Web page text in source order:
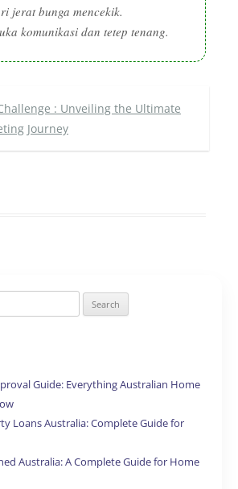
jerat bunga mencekik.
komunikasi dan tetep tenang.
: Unveiling the Ultimate
Journey
Guide: Everything Australian Home
Loans Australia: Complete Guide for
Australia: A Complete Guide for Home